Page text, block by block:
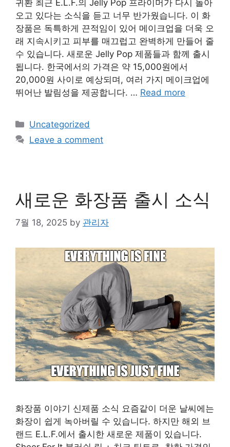
귀환 최근 E.L.F.의 Jelly Pop 프라이머가 다시 돌아
오고 있다는 소식을 듣고 너무 반가웠습니다. 이 화
장품은 독특하게 끈적임이 있어 메이크업을 더욱 오
래 지속시키고 피부를 매끄럽고 완벽하게 만들어 줄
수 있습니다. 새로운 Jelly Pop 제품들과 함께 출시
됩니다. 한국에서의 가격은 약 15,000원에서
20,000원 사이로 예상되며, 여러 가지 메이크업에
뛰어난 발림성을 제공합니다. … Read more
Categories
Uncategorized
Leave a comment
새로운 화장품 출시 소식
7월 18, 2025 by 관리자
화장품 이야기 신제품 소식 요즘같이 더운 날씨에는
화장이 쉽게 녹아버릴 수 있습니다. 하지만 해외 브
랜드 E.L.F.에서 출시한 새로운 제품이 있습니다.